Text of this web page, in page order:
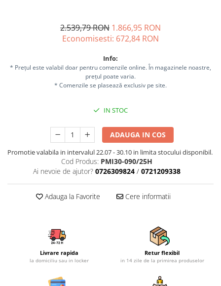
Masini de tocat carne
Razatoare branzeturi
Accesorii articole de bucatarie
Depozitare gradina
Gratare si accesorii
Echipamente curatenie
Aparate de spalat cu presiune
Aspiratoare
Suflante & Aspiratoare frunze
Accesorii echipamente curatenie
Unelte de gradinarit
Dispozitive de imprastiat si
2.539,79 RON 1.866,95 RON
Economisesti: 672,84 RON
Info:
* Prețul este valabil doar pentru comenzile online. În magazinele noastre,
prețul poate varia.
* Comenzile se plasează exclusiv pe site.
IN STOC
ADAUGA IN COS
Promotie valabila in intervalul 22.07 - 30.10 in limita stocului disponibil.
Cod Produs: PMI30-090/25H
Ai nevoie de ajutor? 0726309824 / 0721209338
Adauga la Favorite Cere informatii
Livrare rapida
la domiciliu sau in locker
Retur flexibil
in 14 zile de la primirea produselor